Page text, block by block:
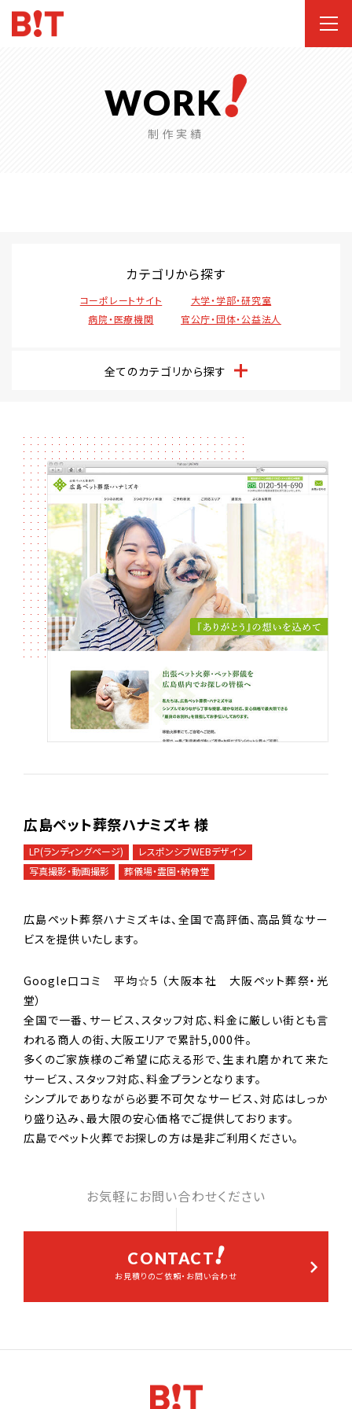
WORK
制作実績
カテゴリから探す
コーポレートサイト
大学・学部・研究室
病院・医療機関
官公庁・団体・公益法人
全てのカテゴリから探す
広島ペット葬祭ハナミズキ 様
LP(ランディングページ)
レスポンシブWEBデザイン
写真撮影・動画撮影
葬儀場・霊園・納骨堂
広島ペット葬祭ハナミズキは、全国で高評価、高品質なサー
ビスを提供いたします。
Google口コミ 平均☆5 （大阪本社 大阪ペット葬祭・光
堂）
全国で一番、サービス、スタッフ対応、料金に厳しい街とも言
われる商人の街、大阪エリアで累計5,000件。
多くのご家族様のご希望に応える形で、生まれ磨かれて来た
サービス、スタッフ対応、料金プランとなります。
シンプルでありながら必要不可欠なサービス、対応はしっか
り盛り込み、最大限の安心価格でご提供しております。
広島でペット火葬でお探しの方は是非ご利用ください。
お気軽にお問い合わせください
CONTACT
お見積りのご依頼・お問い合わせ